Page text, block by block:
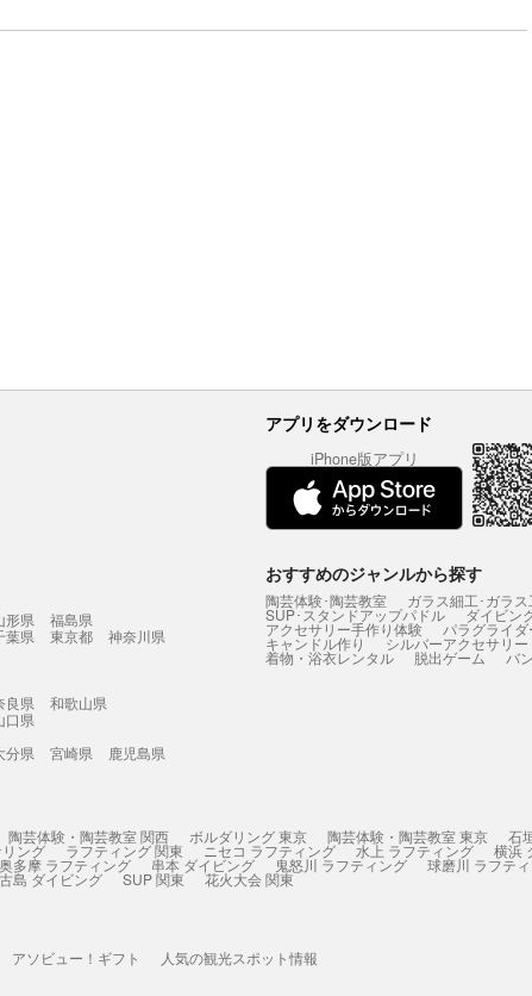
アプリをダウンロード
iPhone版アプリ
形県
福島県
葉県 東京都
神奈川県
良県
和歌山県
口県
分県 宮崎県
鹿児島県
おすすめのジャンルから探す
陶芸体験･陶芸教室 ガラス細工･ガラ
SUP･スタンドアップパドル ダイビン
アクセサリー手作り体験 パラグライダ
キャンドル作り シルバーアクセサリ
着物・浴衣レンタル 脱出ゲーム バ
陶芸体験・陶芸教室 関西 ボルダリング 東京 陶芸体験・陶芸教室 東京 石
ング ラフティング 関東 ニセコ ラフティング 水上 ラフティング 横浜
奥多摩 ラフティング 串本 ダイビング 鬼怒川 ラフティング 球磨川 ラフテ
島 ダイビング SUP 関東 花火大会 関東
アソビュー！ギフト 人気の観光スポット情報